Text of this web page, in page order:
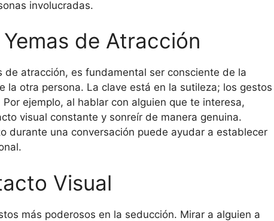
involucradas.
de Atracción
de atracción, es fundamental ser consciente de la
la otra persona. La clave está en la sutileza; los gestos
ejemplo, al hablar con alguien que te interesa,
visual constante y sonreír de manera genuina.
durante una conversación puede ayudar a establecer
Visual
más poderosos en la seducción. Mirar a alguien a